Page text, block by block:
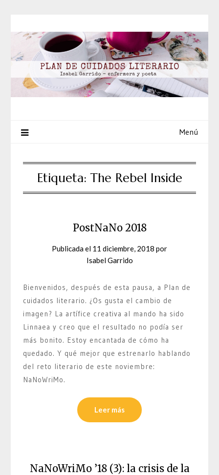
contenido
Menú
Etiqueta:The Rebel Inside
PostNaNo 2018
Publicada el 11 diciembre, 2018 por
Isabel Garrido
Bienvenidos, después de esta pausa, a Plan de
cuidados literario. ¿Os gusta el cambio de
imagen? La artífice creativa al mando ha sido
Linnaea y creo que el resultado no podía ser
más bonito. Estoy encantada de cómo ha
quedado. Y qué mejor que estrenarlo hablando
del reto literario de este noviembre:
NaNoWriMo.
Leer más
NaNoWriMo ’18 (3): la crisis de la